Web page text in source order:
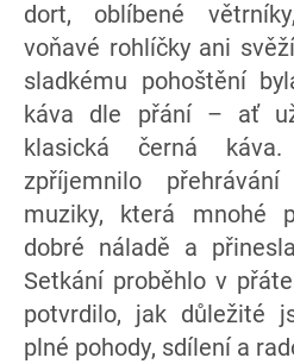
dort, oblíbené
voňavé rohlíčky ani
sladkému pohoštění
káva dle přání – ať
klasická černá
zpříjemnilo
muziky, která mnohé
dobré náladě a
Setkání proběhlo v
potvrdilo, jak důležité
plné pohody, sdílení a